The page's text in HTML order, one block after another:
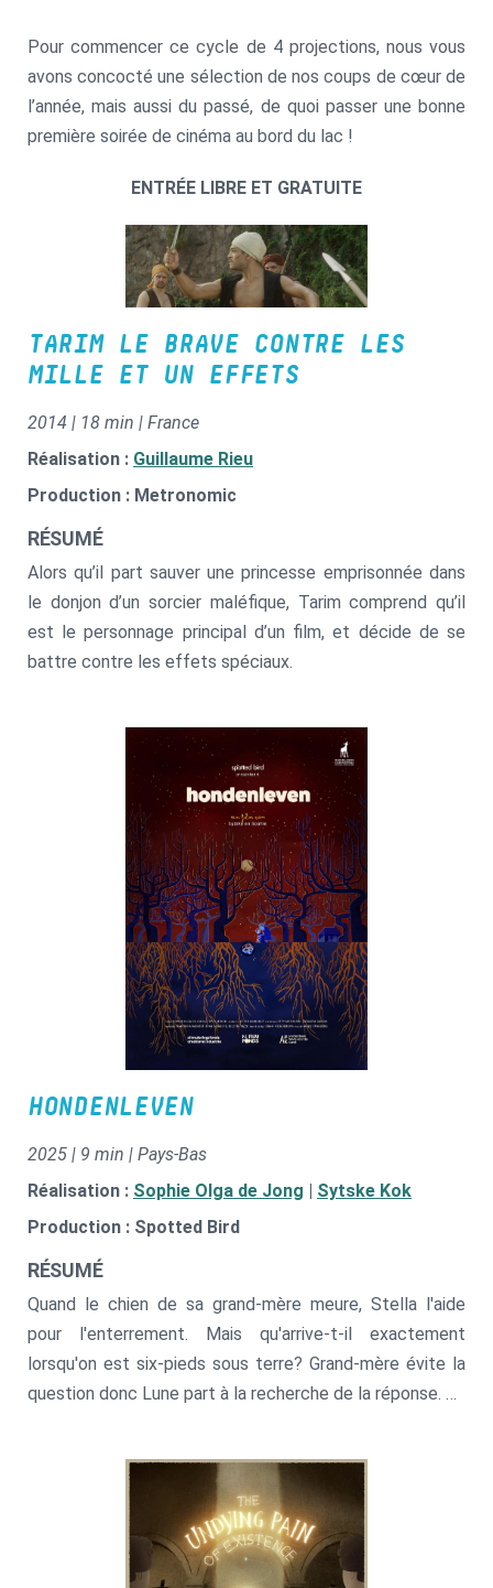
Pour commencer ce cycle de 4 projections, nous vous
avons concocté une sélection de nos coups de cœur de
l’année, mais aussi du passé, de quoi passer une bonne
première soirée de cinéma au bord du lac !
ENTRÉE LIBRE ET GRATUITE
TARIM LE BRAVE CONTRE LES
MILLE ET UN EFFETS
2014 | 18 min | France
Réalisation : Guillaume Rieu
Production : Metronomic
RÉSUMÉ
Alors qu’il part sauver une princesse emprisonnée dans
le donjon d’un sorcier maléfique, Tarim comprend qu’il
est le personnage principal d’un film, et décide de se
battre contre les effets spéciaux.
HONDENLEVEN
2025 | 9 min | Pays-Bas
Réalisation : Sophie Olga de Jong | Sytske Kok
Production : Spotted Bird
RÉSUMÉ
Quand le chien de sa grand-mère meure, Stella l'aide
pour l'enterrement. Mais qu'arrive-t-il exactement
lorsqu'on est six-pieds sous terre? Grand-mère évite la
question donc Lune part à la recherche de la réponse. Un